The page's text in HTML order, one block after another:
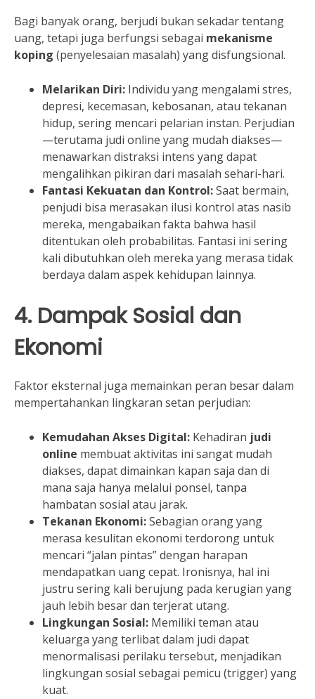
Bagi banyak orang, berjudi bukan sekadar tentang
uang, tetapi juga berfungsi sebagai mekanisme
koping (penyelesaian masalah) yang disfungsional.
Melarikan Diri: Individu yang mengalami stres,
depresi, kecemasan, kebosanan, atau tekanan
hidup, sering mencari pelarian instan. Perjudian
—terutama judi online yang mudah diakses—
menawarkan distraksi intens yang dapat
mengalihkan pikiran dari masalah sehari-hari.
Fantasi Kekuatan dan Kontrol:Saat bermain,
penjudi bisa merasakan ilusi kontrol atas nasib
mereka, mengabaikan fakta bahwa hasil
ditentukan oleh probabilitas. Fantasi ini sering
kali dibutuhkan oleh mereka yang merasa tidak
berdaya dalam aspek kehidupan lainnya.
4. Dampak Sosial dan
Ekonomi
Faktor eksternal juga memainkan peran besar dalam
mempertahankan lingkaran setan perjudian:
Kemudahan Akses Digital: Kehadiran judi
online membuat aktivitas ini sangat mudah
diakses, dapat dimainkan kapan saja dan di
mana saja hanya melalui ponsel, tanpa
hambatan sosial atau jarak.
Tekanan Ekonomi:Sebagian orang yang
merasa kesulitan ekonomi terdorong untuk
mencari “jalan pintas” dengan harapan
mendapatkan uang cepat. Ironisnya, hal ini
justru sering kali berujung pada kerugian yang
jauh lebih besar dan terjerat utang.
Lingkungan Sosial: Memiliki teman atau
keluarga yang terlibat dalam judi dapat
menormalisasi perilaku tersebut, menjadikan
lingkungan sosial sebagai pemicu (trigger) yang
kuat.